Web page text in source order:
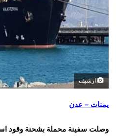
ارشيف
يمنات – عدن
وصلت سفينة محملة بشحنة وقود